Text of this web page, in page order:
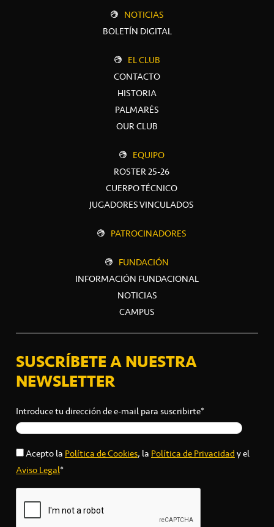
NOTICIAS
BOLETÍN DIGITAL
EL CLUB
CONTACTO
HISTORIA
PALMARÉS
OUR CLUB
EQUIPO
ROSTER 25-26
CUERPO TÉCNICO
JUGADORES VINCULADOS
PATROCINADORES
FUNDACIÓN
INFORMACIÓN FUNDACIONAL
NOTICIAS
CAMPUS
SUSCRÍBETE A NUESTRA
NEWSLETTER
Introduce tu dirección de e-mail para suscribirte*
Acepto laPolítica de Cookies, laPolítica de Privacidady el
Aviso Legal*